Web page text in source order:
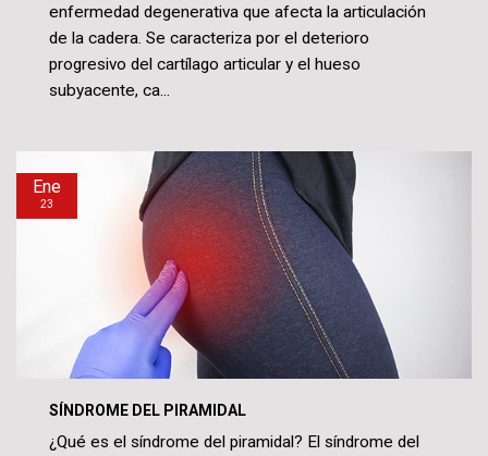
enfermedad degenerativa que afecta la articulación
de la cadera. Se caracteriza por el deterioro
progresivo del cartílago articular y el hueso
subyacente, ca...
Ene
23
SÍNDROME DEL PIRAMIDAL
¿Qué es el síndrome del piramidal? El síndrome del